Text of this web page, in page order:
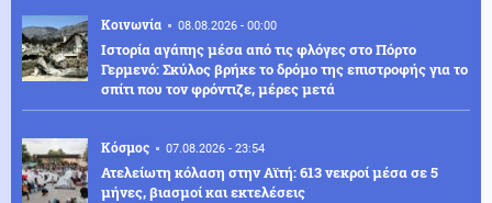
Κοινωνία 08.08.2026 - 00:00
Ιστορία αγάπης μέσα από τις φλόγες στο Πόρτο
Γερμενό: Σκύλος βρήκε το δρόμο της επιστροφής για το
σπίτι που τον φρόντιζε, μέρες μετά
Κόσμος 07.08.2026 - 23:54
Ατελείωτη κόλαση στην Αϊτή: 613 νεκροί μέσα σε 5
μήνες, βιασμοί και εκτελέσεις